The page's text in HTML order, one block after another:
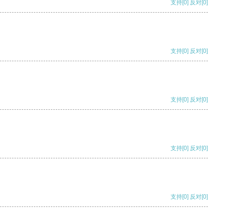
支持[0] 反对[0]
支持[0] 反对[0]
支持[0] 反对[0]
支持[0] 反对[0]
支持[0] 反对[0]